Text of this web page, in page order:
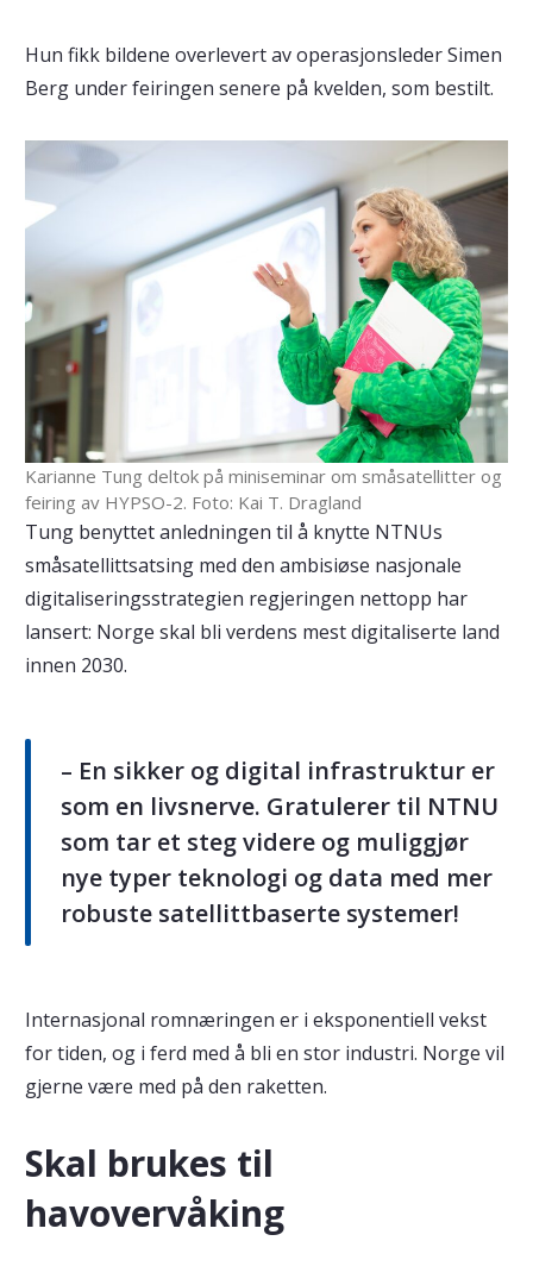
Hun fikk bildene overlevert av operasjonsleder Simen
Berg under feiringen senere på kvelden, som bestilt.
Karianne Tung deltok på miniseminar om småsatellitter og
feiring av HYPSO-2. Foto: Kai T. Dragland
Tung benyttet anledningen til å knytte NTNUs
småsatellittsatsing med den ambisiøse nasjonale
digitaliseringsstrategien regjeringen nettopp har
lansert: Norge skal bli verdens mest digitaliserte land
innen 2030.
– En sikker og digital infrastruktur er
som en livsnerve. Gratulerer til NTNU
som tar et steg videre og muliggjør
nye typer teknologi og data med mer
robuste satellittbaserte systemer!
Internasjonal romnæringen er i eksponentiell vekst
for tiden, og i ferd med å bli en stor industri. Norge vil
gjerne være med på den raketten.
Skal brukes til
havovervåking